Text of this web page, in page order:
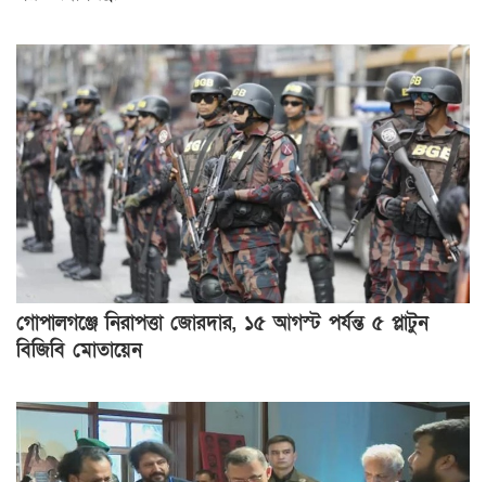
গোপালগঞ্জে নিরাপত্তা জোরদার, ১৫ আগস্ট পর্যন্ত ৫ প্লাটুন
বিজিবি মোতায়েন